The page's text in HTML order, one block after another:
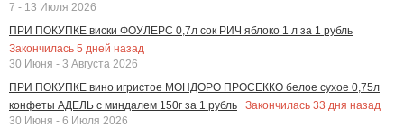
7 - 13 Июля 2026
ПРИ ПОКУПКЕ виски ФОУЛЕРС 0,7л сок РИЧ яблоко 1 л за 1 рубль
Закончилась 5 дней назад
30 Июня - 3 Августа 2026
ПРИ ПОКУПКЕ вино игристое МОНДОРО ПРОСЕККО белое сухое 0,75л
конфеты АДЕЛЬ с миндалем 150г за 1 рубль
Закончилась 33 дня назад
30 Июня - 6 Июля 2026